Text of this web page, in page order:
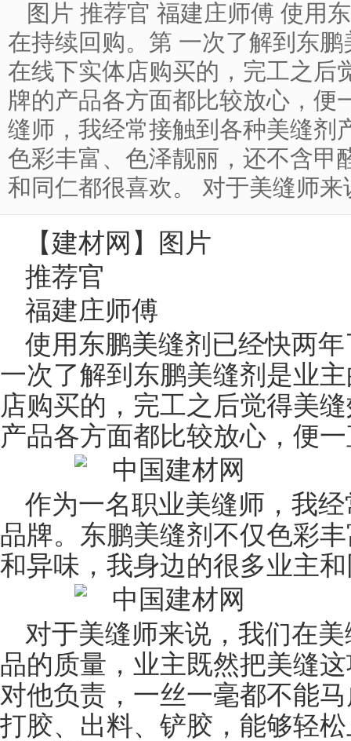
图片 推荐官 福建庄师傅 使用
在持续回购。第 一次了解到东
在线下实体店购买的，完工之后
牌的产品各方面都比较放心，便
缝师，我经常接触到各种美缝剂
色彩丰富、色泽靓丽，还不含甲
和同仁都很喜欢。 对于美缝师来
【建材网 】图片
推荐官
福建庄师傅
使用东鹏美缝剂已经快两
一次了解到东鹏美缝剂是业
店购买的，完工之后觉得美
产品各方面都比较放心，便
作为一名职业美缝师，我
品牌。东鹏美缝剂不仅色彩
和异味，我身边的很多业主
对于美缝师来说，我们在
品的质量，业主既然把美缝
对他负责，一丝一毫都不能
打胶、出料、铲胶，能够轻